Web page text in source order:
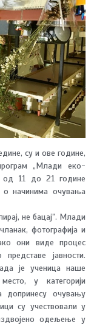
су и ове године,
„Млади еко-
од 11 до 21 године
начинима очувања
не бацај”. Млади
фотографија и
они виде процес
јавности.
је ученица наше
у категорији
очувању
су учествовали у
одељење у